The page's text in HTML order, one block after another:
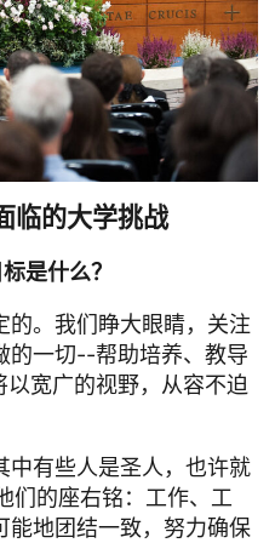
临的大学挑战
是什么？
的。我们睁大眼睛，关注
的一切--帮助培养、教导
宽广的视野，从容不迫
中有些人是圣人，也许就
们的座右铭：工作、工
能地团结一致，努力确保